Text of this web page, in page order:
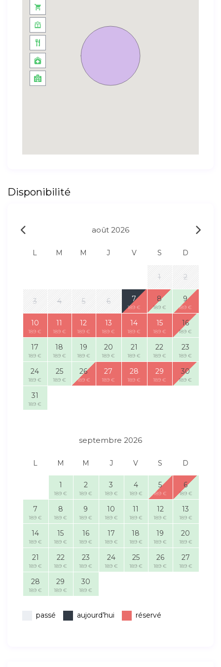
Disponibilité
août 2026
L M M J V S D
1 2
3 4 5 6 7
189 €
8
189 €
9
189 €
10
189 €
11
189 €
12
189 €
13
189 €
14
189 €
15
189 €
16
189 €
17
189 €
18
189 €
19
189 €
20
189 €
21
189 €
22
189 €
23
189 €
24
189 €
25
189 €
26
189 €
27
189 €
28
189 €
29
189 €
30
189 €
31
189 €
septembre 2026
L M M J V S D
1
189 €
2
189 €
3
189 €
4
189 €
5
189 €
6
189 €
7
189 €
8
189 €
9
189 €
10
189 €
11
189 €
12
189 €
13
189 €
14
189 €
15
189 €
16
189 €
17
189 €
18
189 €
19
189 €
20
189 €
21
189 €
22
189 €
23
189 €
24
189 €
25
189 €
26
189 €
27
189 €
28
189 €
29
189 €
30
189 €
passé aujourd’hui réservé